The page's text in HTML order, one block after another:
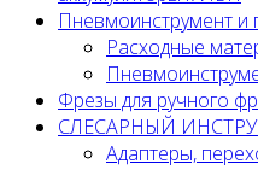
Пневмоинструмент и
Расходные
Фрезы для ручного
СЛЕСАРНЫЙ
Адаптеры,